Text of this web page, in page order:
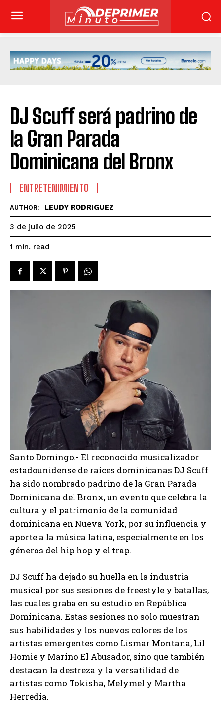
DJ Scuff será padrino de
la Gran Parada
Dominicana del Bronx
ENTRETENIMIENTO
AUTHOR: LEUDY RODRIGUEZ
3 de julio de 2025
1 min. read
Santo Domingo.- El reconocido musicalizador
estadounidense de raíces dominicanas DJ Scuff
ha sido nombrado padrino de la Gran Parada
Dominicana del Bronx, un evento que celebra la
cultura y el patrimonio de la comunidad
dominicana en Nueva York, por su influencia y
aporte a la música latina, especialmente en los
géneros del hip hop y el trap.
DJ Scuff ha dejado su huella en la industria
musical por sus sesiones de freestyle y batallas,
las cuales graba en su estudio en República
Dominicana. Estas sesiones no solo muestran
sus habilidades y los nuevos colores de los
artistas emergentes como Lismar Montana, Lil
Homie y Marino El Abusador, sino que también
destacan la destreza y la versatilidad de
artistas como Tokisha, Melymel y Martha
Herredia.